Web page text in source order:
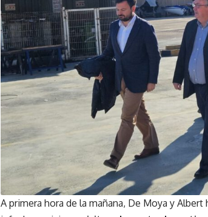
A primera hora de la mañana, De Moya y